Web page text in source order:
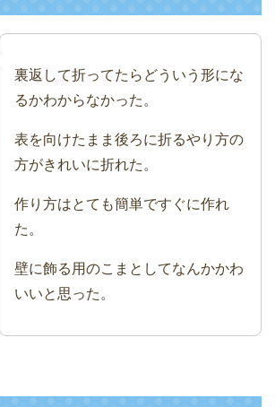
裏返して折ってたらどういう形にな
るかわからなかった。
表を向けたまま後ろに折るやり方の
方がきれいに折れた。
作り方はとても簡単ですぐに作れ
た。
壁に飾る用のこまとしてなんかかわ
いいと思った。